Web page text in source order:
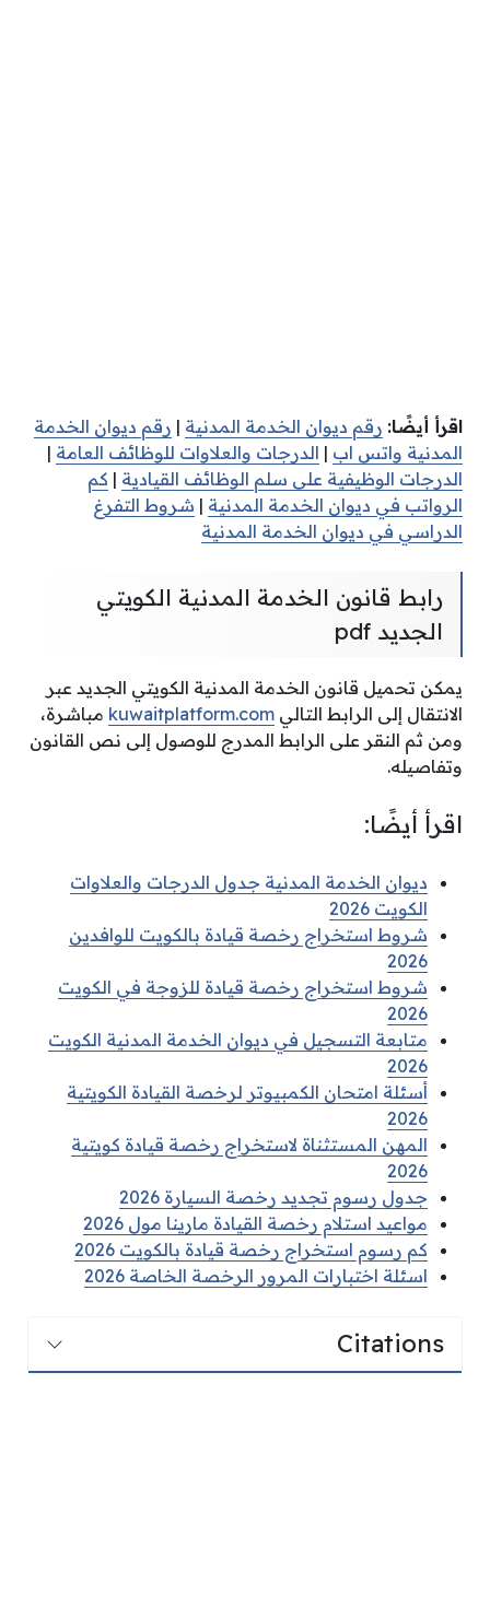
اقرأ أيضًا: رقم ديوان الخدمة المدنية | رقم ديوان الخدمة
المدنية واتس اب | الدرجات والعلاوات للوظائف العامة |
الدرجات الوظيفية على سلم الوظائف القيادية | كم
الرواتب في ديوان الخدمة المدنية | شروط التفرغ
الدراسي في ديوان الخدمة المدنية
رابط قانون الخدمة المدنية الكويتي
الجديد pdf
يمكن تحميل قانون الخدمة المدنية الكويتي الجديد عبر
الانتقال إلى الرابط التالي kuwaitplatform.com مباشرة،
ومن ثم النقر على الرابط المدرج للوصول إلى نص القانون
وتفاصيله.
اقرأ أيضًا:
ديوان الخدمة المدنية جدول الدرجات والعلاوات
الكويت 2026
شروط استخراج رخصة قيادة بالكويت للوافدين
2026
شروط استخراج رخصة قيادة للزوجة في الكويت
2026
متابعة التسجيل في ديوان الخدمة المدنية الكويت
2026
أسئلة امتحان الكمبيوتر لرخصة القيادة الكويتية
2026
المهن المستثناة لاستخراج رخصة قيادة كويتية
2026
جدول رسوم تجديد رخصة السيارة 2026
مواعيد استلام رخصة القيادة مارينا مول 2026
كم رسوم استخراج رخصة قيادة بالكويت 2026
اسئلة اختبارات المرور الرخصة الخاصة 2026
Citations